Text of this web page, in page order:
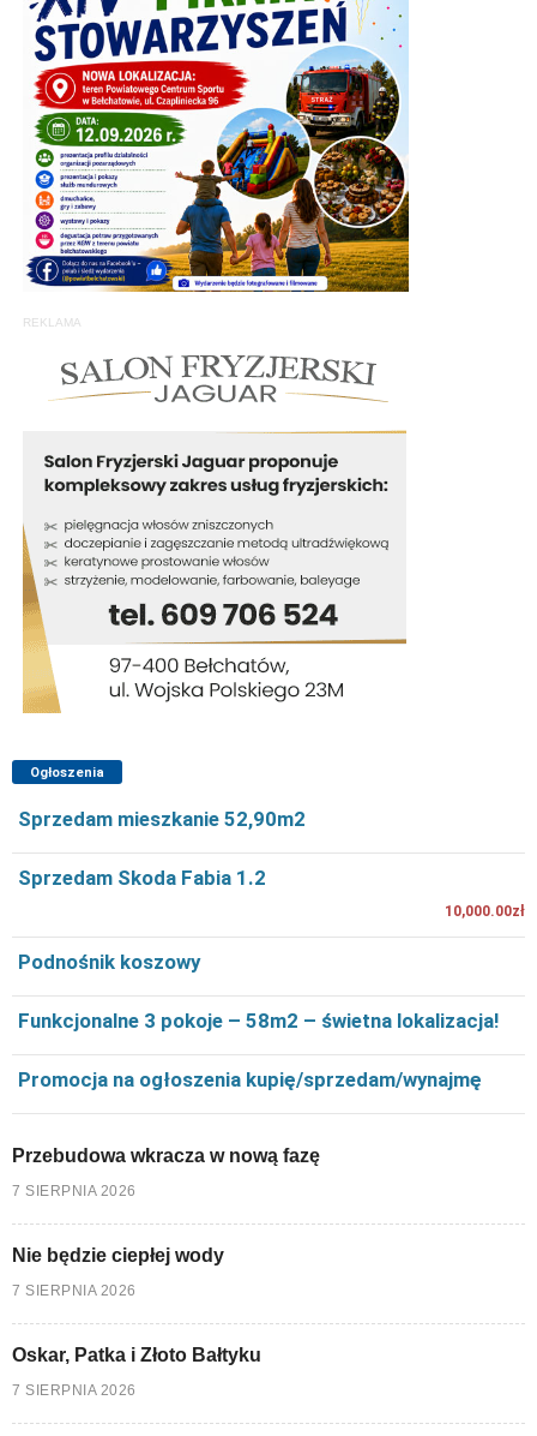
REKLAMA
Ogłoszenia
Sprzedam mieszkanie 52,90m2
Sprzedam Skoda Fabia 1.2
10,000.00zł
Podnośnik koszowy
Funkcjonalne 3 pokoje – 58m2 – świetna lokalizacja!
Promocja na ogłoszenia kupię/sprzedam/wynajmę
Przebudowa wkracza w nową fazę
7 SIERPNIA 2026
Nie będzie ciepłej wody
7 SIERPNIA 2026
Oskar, Patka i Złoto Bałtyku
7 SIERPNIA 2026